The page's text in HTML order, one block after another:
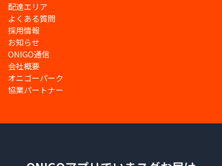
配達エリア
よくある質問
採用情報
お知らせ
ONIGO通信
会社概要
オニゴーパーク
協業パートナー